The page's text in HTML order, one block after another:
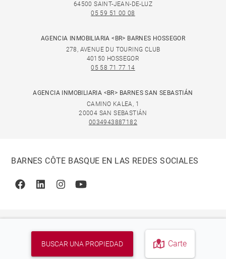
BUSCAR UNA PROPIEDAD Carte
64500 SAINT-JEAN-DE-LUZ
05 59 51 00 08
AGENCIA INMOBILIARIA <BR> BARNES HOSSEGOR
278, AVENUE DU TOURING CLUB
40150 HOSSEGOR
05 58 71 77 14
AGENCIA INMOBILIARIA <BR> BARNES SAN SEBASTIÁN
CAMINO KALEA, 1
20004 SAN SEBASTIÁN
0034943887182
BARNES CÔTE BASQUE EN LAS REDES SOCIALES
FacebookLinkedinInstagramYoutube
© 2026 BARNES, INTERNATIONAL REALTY - BARNES
INTERNATIONAL